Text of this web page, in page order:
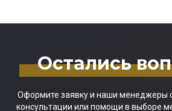
Остались
Оформите заявку и наши менеджеры
консультации или помощи в выборе